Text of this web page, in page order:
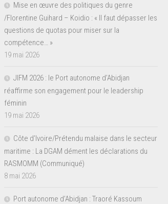
Mise en œuvre des politiques du genre
/Florentine Guihard – Koidio : « Il faut dépasser les
questions de quotas pour miser sur la
compétence… »
19 mai 2026
JIFM 2026 : le Port autonome d’Abidjan
réaffirme son engagement pour le leadership
féminin
19 mai 2026
Côte d’Ivoire/Prétendu malaise dans le secteur
maritime : La DGAM dément les déclarations du
RASMOMM (Communiqué)
8 mai 2026
Port autonome d’Abidjan : Traoré Kassoum